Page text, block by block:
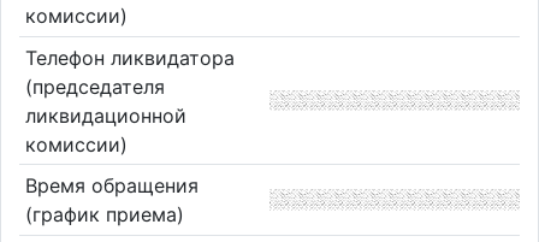
комиссии)
Телефон ликвидатора
(председателя
ликвидационной
комиссии)
Время обращения
(график приема)